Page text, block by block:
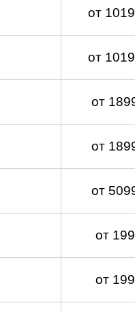
от
от
от
от
от
от
от